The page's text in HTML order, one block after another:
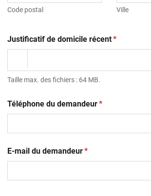
Code postal Ville
Justificatif de domicile récent(obligatoire)
*
Taille max. des fichiers : 64 MB.
Téléphone du demandeur(obligatoire)
*
E-mail du demandeur(obligatoire)
*